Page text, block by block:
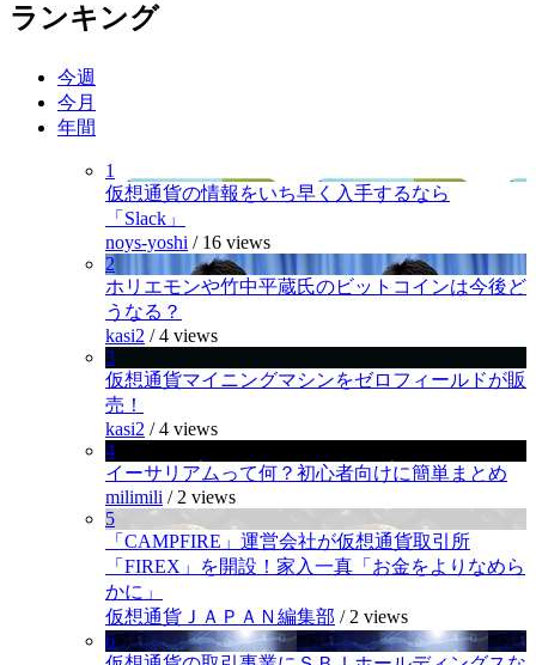
ランキング
今週
今月
年間
1
仮想通貨の情報をいち早く入手するなら
「Slack」
noys-yoshi / 16 views
2
ホリエモンや竹中平蔵氏のビットコインは今後ど
うなる？
kasi2 /4 views
3
仮想通貨マイニングマシンをゼロフィールドが販
売！
kasi2 /4 views
4
イーサリアムって何？初心者向けに簡単まとめ
milimili / 2 views
5
「CAMPFIRE」運営会社が仮想通貨取引所
「FIREX」を開設！家入一真「お金をよりなめら
かに」
仮想通貨ＪＡＰＡＮ編集部 / 2 views
6